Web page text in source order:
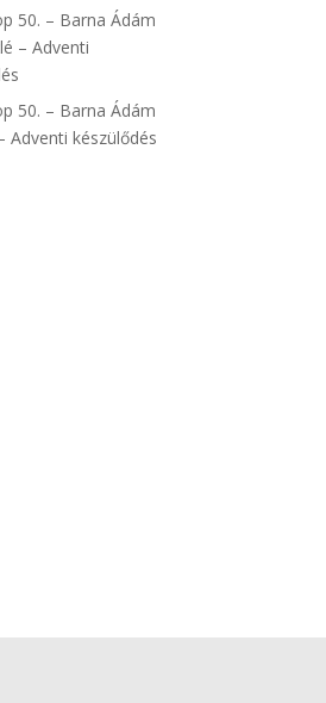
50. – Barna Ádám
– Adventi
50. – Barna Ádám
Adventi készülődés